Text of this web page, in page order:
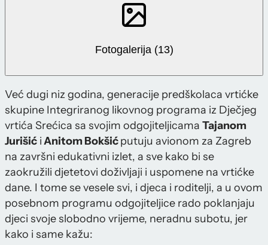
Fotogalerija (13)
Već dugi niz godina, generacije predškolaca vrtićke
skupine Integriranog likovnog programa iz Dječjeg
vrtića Srećica sa svojim odgojiteljicama Tajanom
Jurišić iAnitom Bokšićputuju avionom za Zagreb
na završni edukativni izlet, a sve kako bi se
zaokružili djetetovi doživljaji i uspomene na vrtićke
dane. I tome se vesele svi, i djeca i roditelji, a u ovom
posebnom programu odgojiteljice rado poklanjaju
djeci svoje slobodno vrijeme, neradnu subotu, jer
kako i same kažu: